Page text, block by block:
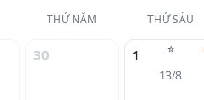
THỨ NĂM THỨ SÁU
30 ⭐
1
13/8